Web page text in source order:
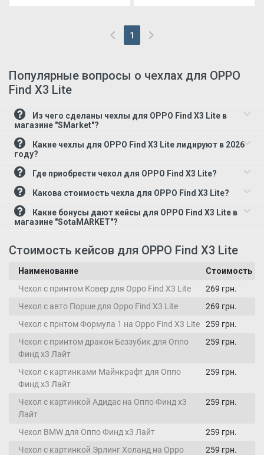
1
(current)
Популярные вопросы о чехлах для OPPO
Find X3 Lite
магазине "SMarket"?
году?
Где приобрести чехол для OPPO Find X3 Lite?
Какова стоимость чехла для OPPO Find X3 Lite?
магазине "SotaMARKET"?
Стоимость кейсов для OPPO Find X3 Lite
Наименование
Стоимость
Чехол с принтом Ковер для Oppo Find X3 Lite
269 грн.
Чехол с авто Порше для Oppo Find X3 Lite
269 грн.
Чехол с прнтом Формула 1 на Oppo Find X3 Lite
259 грн.
Чехол с принтом дракон Беззубик для Оппо
Финд х3 Лайт
259 грн.
Чехол с картинками Майнкрафт для Оппо
Финд х3 Лайт
259 грн.
Чехол с картинкой Адидас на Оппо Финд х3
Лайт
259 грн.
Чехол BMW для Оппо Финд х3 Лайт
259 грн.
Чехол с картинкой Эрлинг Холанд на Oppo
259 грн.